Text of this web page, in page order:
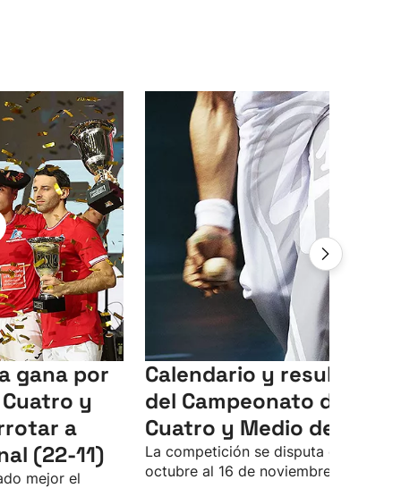
gana por
y
a
(22-11)
mejor el
Calendario y resultados
del Campeonato del
Cuatro y Medio de 2025
La competición se disputa del 3 de
octubre al 16 de noviembre.